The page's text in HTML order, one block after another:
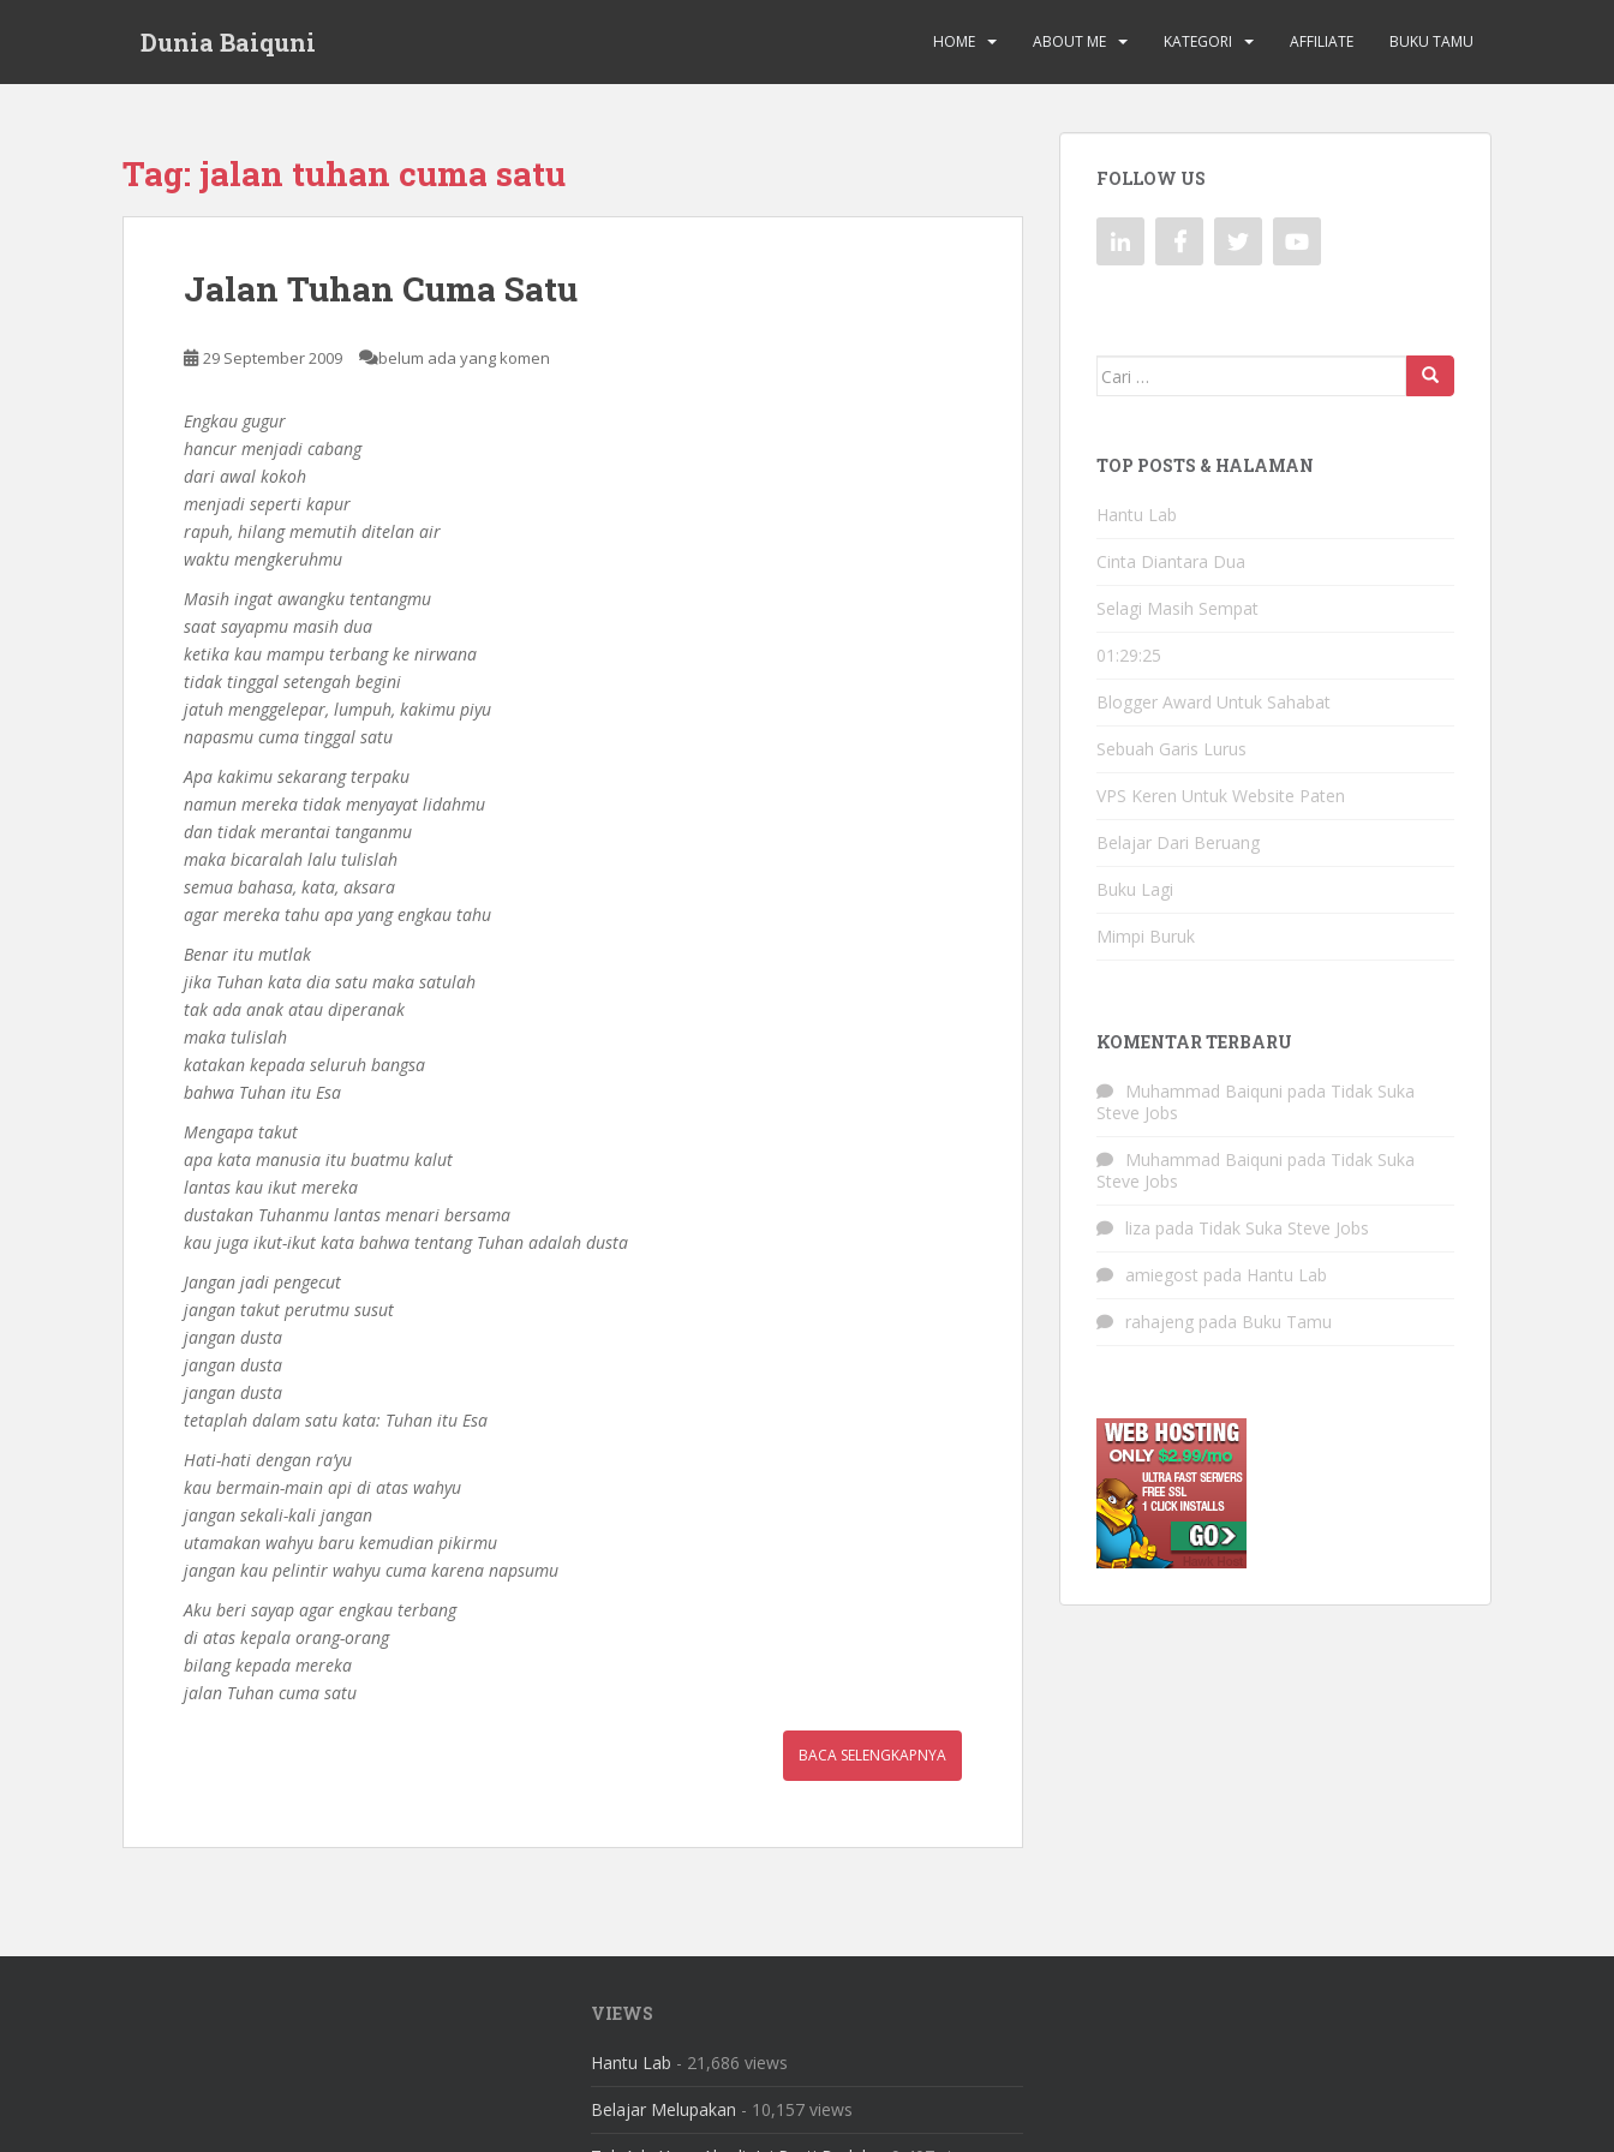
Dunia Baiquni HOME ABOUT ME KATEGORI AFFILIATE BUKU TAMU
Tag: jalan tuhan cuma satu
Jalan Tuhan Cuma Satu
29 September 2009 belum ada yang komen
Engkau gugur
hancur menjadi cabang
dari awal kokoh
menjadi seperti kapur
rapuh, hilang memutih ditelan air
waktu mengkeruhmu
Masih ingat awangku tentangmu
saat sayapmu masih dua
ketika kau mampu terbang ke nirwana
tidak tinggal setengah begini
jatuh menggelepar, lumpuh, kakimu piyu
napasmu cuma tinggal satu
Apa kakimu sekarang terpaku
namun mereka tidak menyayat lidahmu
dan tidak merantai tanganmu
maka bicaralah lalu tulislah
semua bahasa, kata, aksara
agar mereka tahu apa yang engkau tahu
Benar itu mutlak
jika Tuhan kata dia satu maka satulah
tak ada anak atau diperanak
maka tulislah
katakan kepada seluruh bangsa
bahwa Tuhan itu Esa
Mengapa takut
apa kata manusia itu buatmu kalut
lantas kau ikut mereka
dustakan Tuhanmu lantas menari bersama
kau juga ikut-ikut kata bahwa tentang Tuhan adalah dusta
Jangan jadi pengecut
jangan takut perutmu susut
jangan dusta
jangan dusta
jangan dusta
tetaplah dalam satu kata: Tuhan itu Esa
Hati-hati dengan ra’yu
kau bermain-main api di atas wahyu
jangan sekali-kali jangan
utamakan wahyu baru kemudian pikirmu
jangan kau pelintir wahyu cuma karena napsumu
Aku beri sayap agar engkau terbang
di atas kepala orang-orang
bilang kepada mereka
jalan Tuhan cuma satu
BACA SELENGKAPNYA
FOLLOW US
Mencari:
TOP POSTS & HALAMAN
Hantu Lab
Cinta Diantara Dua
Selagi Masih Sempat
01:29:25
Blogger Award Untuk Sahabat
Sebuah Garis Lurus
VPS Keren Untuk Website Paten
Belajar Dari Beruang
Buku Lagi
Mimpi Buruk
KOMENTAR TERBARU
Muhammad Baiquni pada Tidak Suka
Steve Jobs
Muhammad Baiquni pada Tidak Suka
Steve Jobs
liza pada Tidak Suka Steve Jobs
amiegost pada Hantu Lab
rahajeng pada Buku Tamu
VIEWS
Hantu Lab - 21,686 views
Belajar Melupakan - 10,157 views